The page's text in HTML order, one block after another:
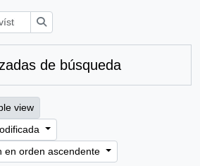
de búsqueda
view
en orden ascendente